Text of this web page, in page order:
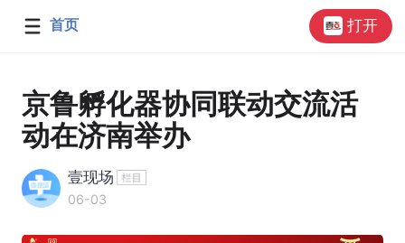
首页 打开
京鲁孵化器协同联动交流活
动在济南举办
壹现场
06-03